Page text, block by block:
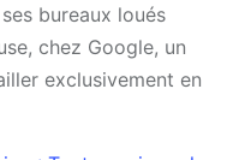
bureaux loués
chez Google, un
exclusivement en